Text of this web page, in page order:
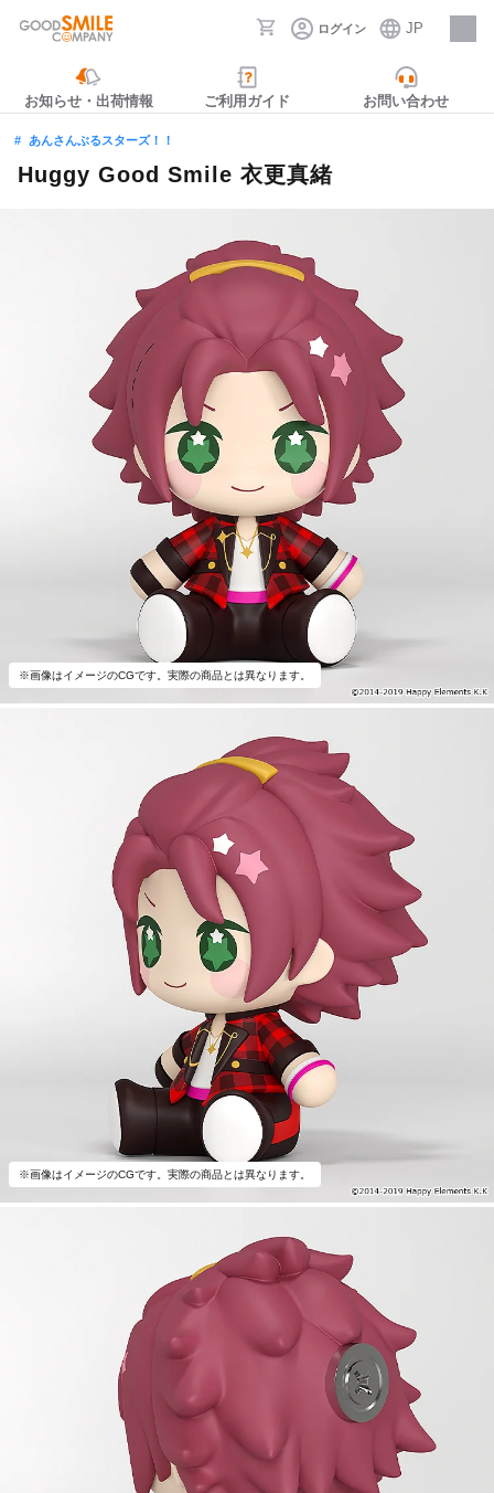
ログイン JP
採用情報
お知らせ・出荷情報 ご利用ガイド お問い合わせ
あんさんぶるスターズ！！
Huggy Good Smile 衣更真緒
※画像はイメージのCGです。実際の商品とは異なります。
※画像はイメージのCGです。実際の商品とは異なります。